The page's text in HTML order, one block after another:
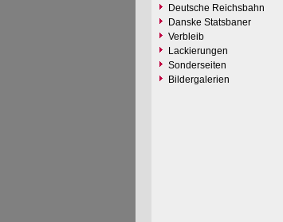
Deutsche Reichsbahn
Danske Statsbaner
Verbleib
Lackierungen
Sonderseiten
Bildergalerien